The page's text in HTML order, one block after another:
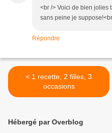
<br /> Voici de bien jolies
sans peine je
Répondre
< 1 recette, 2 filles, 3
occasions
Hébergé par Overblog